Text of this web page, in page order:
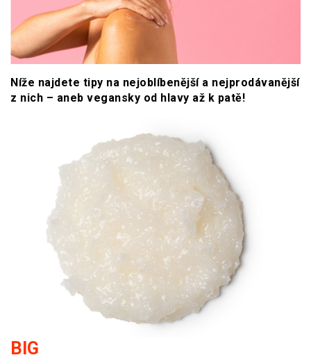
Níže najdete tipy na nejoblíbenější a nejprodávanější
z nich – aneb vegansky od hlavy až k patě!
BIG